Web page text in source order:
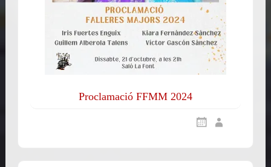
Proclamació FFMM 2024